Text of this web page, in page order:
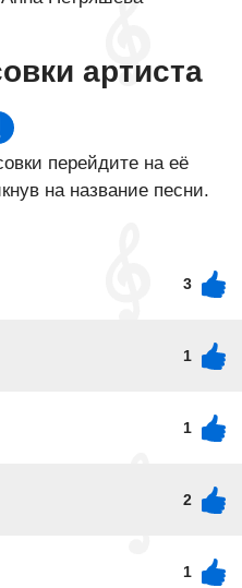
артиста
перейдите на её
на название песни.
3
1
1
2
1